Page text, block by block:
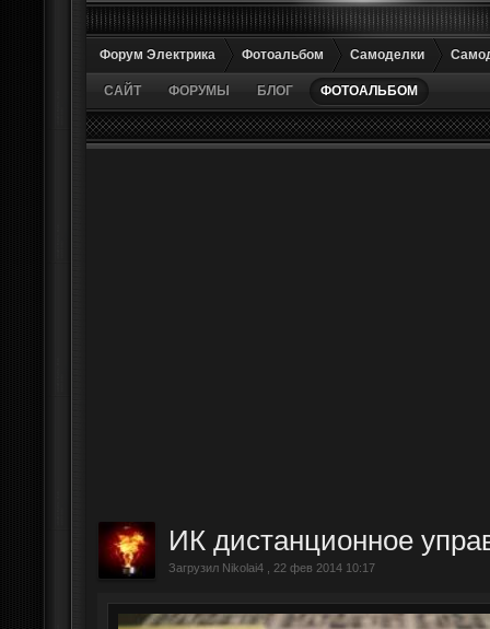
Форум Электрика Фотоальбом Самоделки
САЙТ ФОРУМЫ БЛОГ ФОТОАЛЬБОМ
ИК дистанционное
Загрузил Nikolai4 , 22 фев 2014 10:17